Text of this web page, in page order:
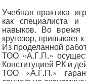
Учебная практика
как специалиста
навыков. Во время
кругозор, привыкает
Из проделанной
ТОО «А.Г.П.»
Конституцией РК и
ТОО «А.Г.П.»